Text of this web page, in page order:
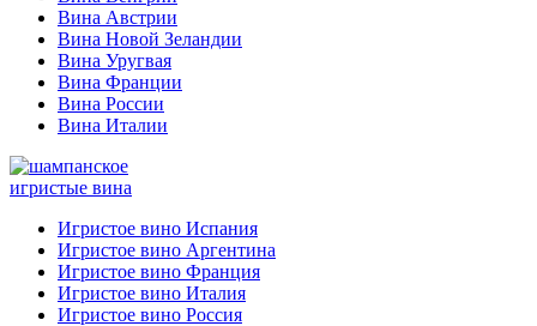
Вина Австрии
Вина Новой Зеландии
Вина Уругвая
Вина Франции
Вина России
Вина Италии
игристые вина
Игристое вино Испания
Игристое вино Аргентина
Игристое вино Франция
Игристое вино Италия
Игристое вино Россия